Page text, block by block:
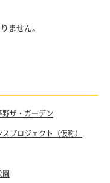
ません。
ザ・ガーデン
プロジェクト（仮称）
園